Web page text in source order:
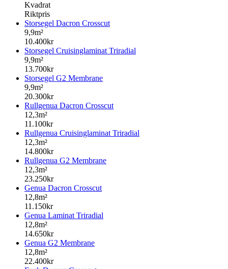
Kvadrat
Riktpris
Storsegel Dacron Crosscut
9,9m²
10.400kr
Storsegel Cruisinglaminat Triradial
9,9m²
13.700kr
Storsegel G2 Membrane
9,9m²
20.300kr
Rullgenua Dacron Crosscut
12,3m²
11.100kr
Rullgenua Cruisinglaminat Triradial
12,3m²
14.800kr
Rullgenua G2 Membrane
12,3m²
23.250kr
Genua Dacron Crosscut
12,8m²
11.150kr
Genua Laminat Triradial
12,8m²
14.650kr
Genua G2 Membrane
12,8m²
22.400kr